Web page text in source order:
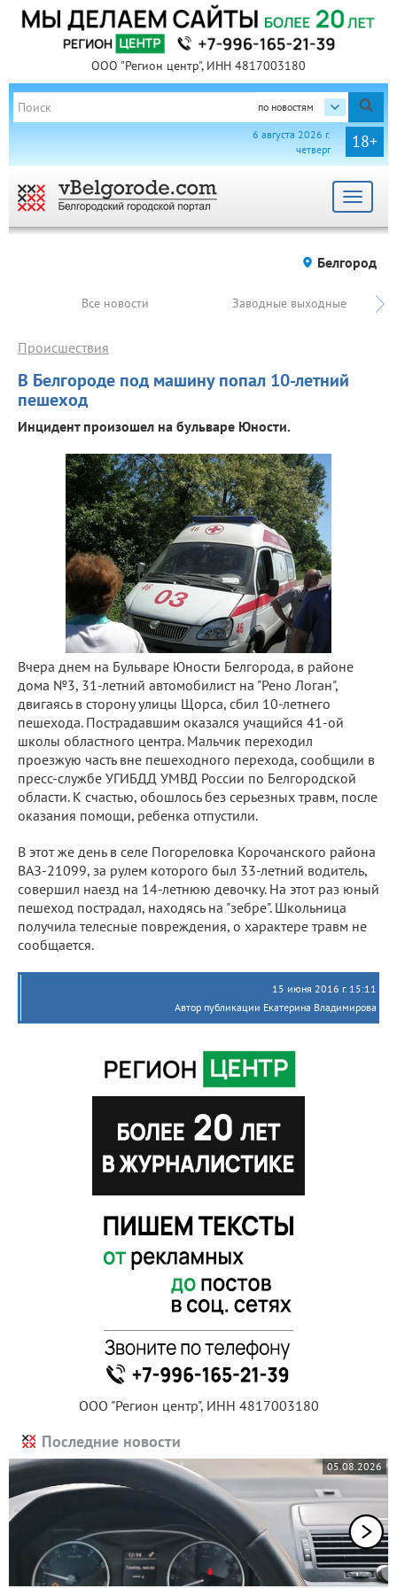
ООО "Регион центр", ИНН 4817003180
по новостям
18+
6 августа 2026 г.
четверг
Toggle
Белгород
Все новости Заводные выходные
В Белгороде под машину попал 10-летний
пешеход
Происшествия
Инцидент произошел на бульваре Юности.
Вчера днем на Бульваре Юности Белгорода, в районе
дома №3, 31-летний автомобилист на "Рено Логан",
двигаясь в сторону улицы Щорса, сбил 10-летнего
пешехода. Пострадавшим оказался учащийся 41-ой
школы областного центра. Мальчик переходил
проезжую часть вне пешеходного перехода, сообщили в
пресс-службе УГИБДД УМВД России по Белгородской
области. К счастью, обошлось без серьезных травм, после
оказания помощи, ребенка отпустили.
В этот же день в селе Погореловка Корочанского района
ВАЗ-21099, за рулем которого был 33-летний водитель,
совершил наезд на 14-летнюю девочку. На этот раз юный
пешеход пострадал, находясь на "зебре". Школьница
получила телесные повреждения, о характере травм не
сообщается.
15 июня 2016 г. 15:11
Автор публикации Екатерина Владимирова
ООО "Регион центр", ИНН 4817003180
Последние новости
05.08.2026